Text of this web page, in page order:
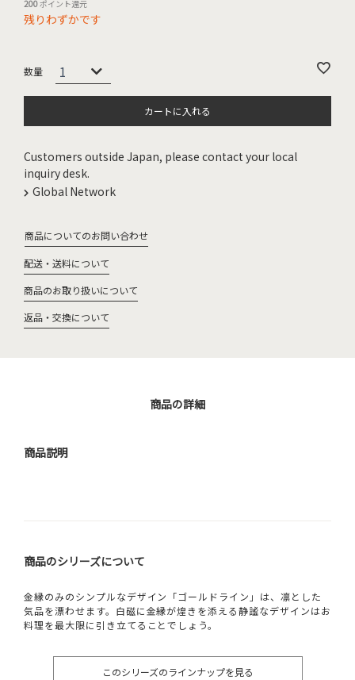
200ポイント還元
残りわずかです
カートに入れる
Customers outside Japan, please contact your local
inquiry desk.
Global Network
商品についてのお問い合わせ
配送・送料について
商品のお取り扱いについて
返品・交換について
商品の詳細
商品説明
商品のシリーズについて
金縁のみのシンプルなデザイン「ゴールドライン」は、凛とした
気品を漂わせます。白磁に金縁が煌きを添える静謐なデザインはお
料理を最大限に引き立てることでしょう。
このシリーズのラインナップを見る